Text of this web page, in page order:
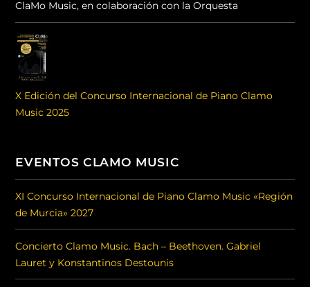
ClaMo Music, en colaboración con la Orquesta
X Edición del Concurso Internacional de Piano Clamo
Music 2025
EVENTOS CLAMO MUSIC
XI Concurso Internacional de Piano Clamo Music «Región
de Murcia» 2027
Concierto Clamo Music. Bach – Beethoven. Gabriel
Lauret y Konstantinos Destounis